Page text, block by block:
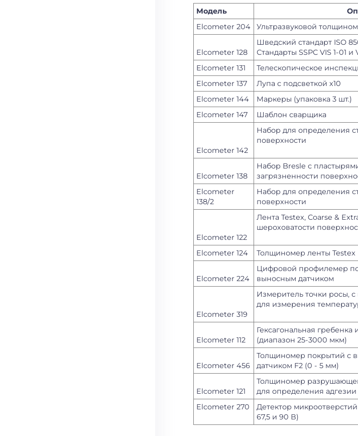
Модель
Elcometer 204
Ультразвуковой
Elcometer 128
Шведский стандарт ISO
Стандарты SSPC VIS 1-01
Elcometer 131 Телескопическое
Elcometer 137
Лупа с подсветкой х10
Elcometer 144
Маркеры (упаковка 3 шт.)
Elcometer 147
Шаблон сварщика
Elcometer 142
Набор для определения
поверхности
Elcometer 138
Набор Bresle с
загрязненности
Elcometer
138/2
Набор для определения
поверхности
Elcometer 122
Лента Testex, Coarse &
шероховатости
Elcometer 124 Толщиномер ленты Testex
Elcometer 224
Цифровой профилемер
выносным датчиком
Elcometer 319
Измеритель точки росы,
для измерения
Elcometer 112
Гексагональная
(диапазон 25-3000 мкм)
Elcometer 456
Толщиномер покрытий с
датчиком F2 (0 - 5 мм)
Elcometer 121
Толщиномер
для определения
Elcometer 270
Детектор
67,5 и 90 В)